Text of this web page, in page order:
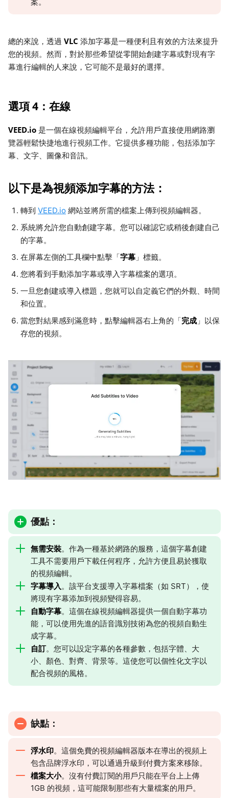
總的來說，透過 VLC 添加字幕是一種便利且有效的方法來提升
您的視頻。然而，對於那些希望從零開始創建字幕或對現有字
幕進行編輯的人來說，它可能不是最好的選擇。
選項 4：在線
VEED.io 是一個在線視頻編輯平台，允許用戶直接使用網路瀏
覽器輕鬆快捷地進行視頻工作。它提供多種功能，包括添加字
幕、文字、圖像和音訊。
以下是為視頻添加字幕的方法：
轉到 VEED.io 網站並將所需的檔案上傳到視頻編輯器。
系統將允許您自動創建字幕。您可以確認它或稍後創建自己
的字幕。
在屏幕左側的工具欄中點擊「字幕 」標籤。
您將看到手動添加字幕或導入字幕檔案的選項。
一旦您創建或導入標題，您就可以自定義它們的外觀、時間
和位置。
當您對結果感到滿意時，點擊編輯器右上角的「完成 」以保
存您的視頻。
優點：
無需安裝。作為一種基於網路的服務，這個字幕創建
工具不需要用戶下載任何程序，允許方便且易於獲取
的視頻編輯。
字幕導入。該平台支援導入字幕檔案（如 SRT），使
將現有字幕添加到視頻變得容易。
自動字幕。這個在線視頻編輯器提供一個自動字幕功
能，可以使用先進的語音識別技術為您的視頻自動生
成字幕。
自訂。您可以設定字幕的各種參數，包括字體、大
小、顏色、對齊、背景等。這使您可以個性化文字以
配合視頻的風格。
缺點：
浮水印。這個免費的視頻編輯器版本在導出的視頻上
包含品牌浮水印，可以通過升級到付費方案來移除。
檔案大小。沒有付費訂閱的用戶只能在平台上上傳
1GB 的視頻，這可能限制那些有大量檔案的用戶。